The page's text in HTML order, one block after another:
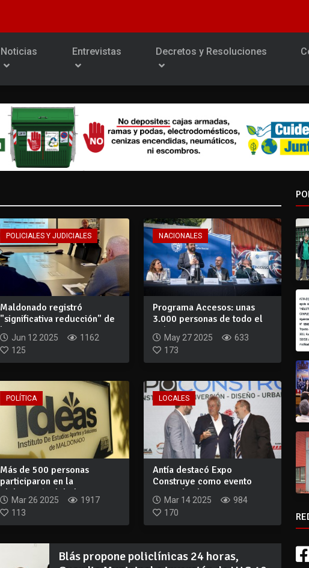
Noticias Entrevistas Decretos y Resoluciones
POLICIALES Y JUDICIALES
Maldonado registró
"significativa reducción" de
los principa...
Jun 12 2025
1162
125
NACIONALES
Programa Accesos: unas
3.000 personas de todo el
país partic...
May 27 2025
633
173
POLÍTICA
Más de 500 personas
participaron en la
elaboración del Plan...
Mar 26 2025
1917
113
LOCALES
Antía destacó Expo
Construye como evento
asociado al princip...
Mar 14 2025
984
170
Blás propone policlínicas 24 horas,